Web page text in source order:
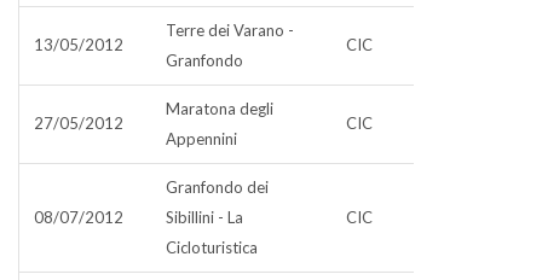
13/05/2012
Terre dei Varano -
Granfondo
CIC
27/05/2012
Maratona degli
Appennini
CIC
08/07/2012
Granfondo dei
Sibillini - La
Cicloturistica
CIC